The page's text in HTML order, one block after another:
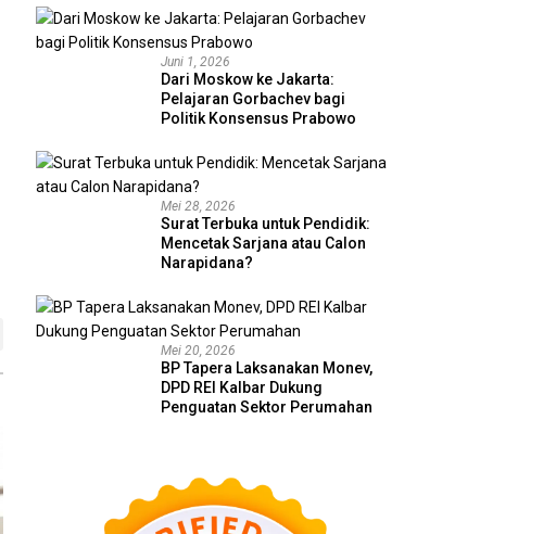
Rumah
Juni 1, 2026
Dari Moskow ke Jakarta:
Pelajaran Gorbachev bagi
Politik Konsensus Prabowo
Mei 28, 2026
Surat Terbuka untuk Pendidik:
Mencetak Sarjana atau Calon
Narapidana?
Mei 20, 2026
BP Tapera Laksanakan Monev,
DPD REI Kalbar Dukung
Penguatan Sektor Perumahan